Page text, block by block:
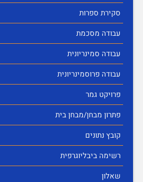
סקירת ספרות
עבודה מסכמת
עבודה סמינריונית
עבודה פרוסמינריונית
פרויקט גמר
פתרון מבחן/מבחן בית
קובץ נתונים
רשימה ביבליוגרפית
שאלון